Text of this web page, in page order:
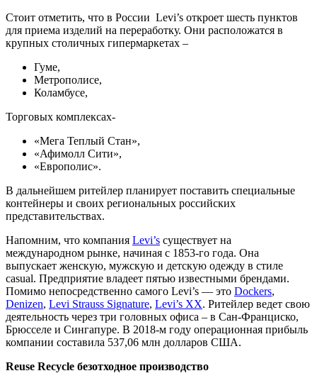
Стоит отметить, что в России Levi’s откроет шесть пунктов
для приема изделий на переработку. Они расположатся в
крупных столичных гипермаркетах –
Гуме,
Метрополисе,
Коламбусе,
Торговых комплексах-
«Мега Теплый Стан»,
«Афимолл Сити»,
«Европолис».
В дальнейшем ритейлер планирует поставить специальные
контейнеры и своих региональных российских
представительствах.
Напомним, что компания Levi’s существует на
международном рынке, начиная с 1853-го года. Она
выпускает женскую, мужскую и детскую одежду в стиле
casual. Предприятие владеет пятью известными брендами.
Помимо непосредственно самого Levi’s — это Dockers,
Denizen, Levi Strauss Signature, Levi’s XX. Ритейлер ведет свою
деятельность через три головных офиса – в Сан-Франциско,
Брюсселе и Сингапуре. В 2018-м году операционная прибыль
компании составила 537,06 млн долларов США.
Reuse Recycle безотходное производство